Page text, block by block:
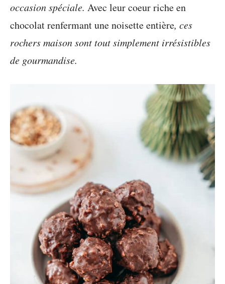
occasion spéciale. Avec leur coeur riche en
chocolat renfermant une noisette entière, ces
rochers maison sont tout simplement irrésistibles
de gourmandise.